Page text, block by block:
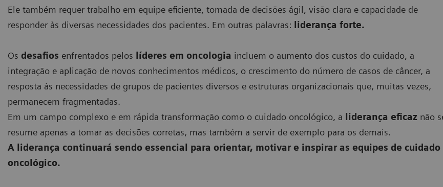
Ele também requer trabalho em equipe eficiente, tomada de decisões ágil, visão clara e capacidade de
responder às diversas necessidades dos pacientes. Em outras palavras: liderança forte.
Os desafios enfrentados pelos líderes em oncologia incluem o aumento dos custos do cuidado, a
integração e aplicação de novos conhecimentos médicos, o crescimento do número de casos de câncer, a
resposta às necessidades de grupos de pacientes diversos e estruturas organizacionais que, muitas vezes,
permanecem fragmentadas.
Em um campo complexo e em rápida transformação como o cuidado oncológico, a liderança eficaz não
resume apenas a tomar as decisões corretas, mas também a servir de exemplo para os demais.
A liderança continuará sendo essencial para orientar, motivar e inspirar as equipes de cuidado
oncológico.